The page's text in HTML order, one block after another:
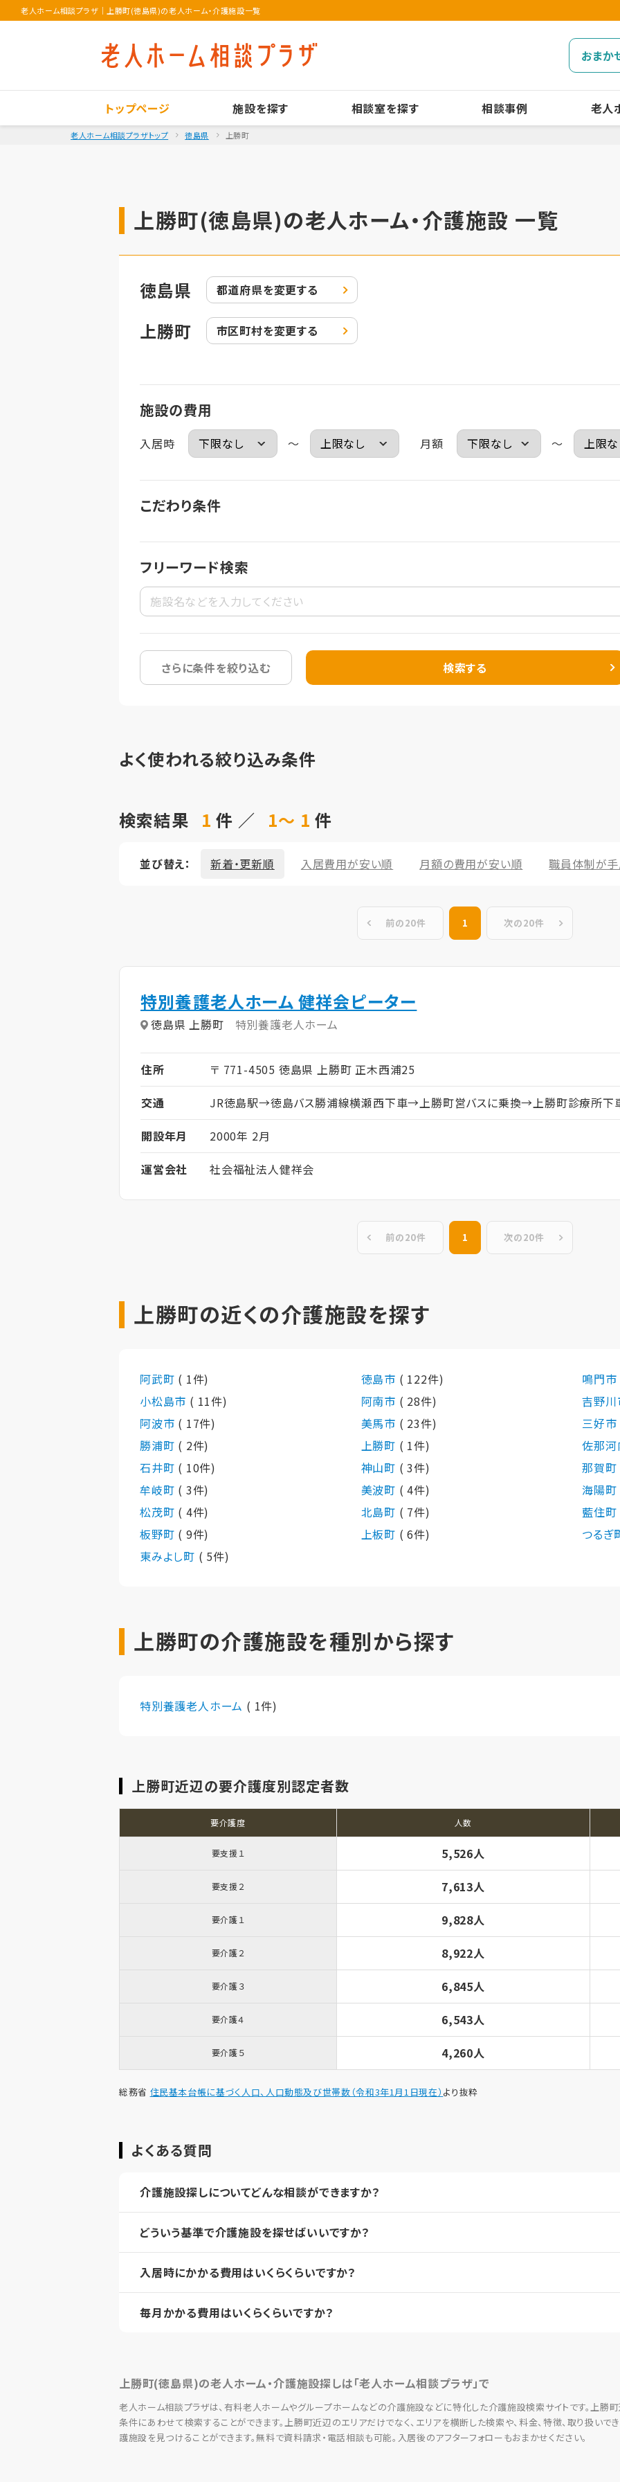
老人ホーム相談プラザ ｜ 上勝町(徳島県)の老人ホーム・介護施設一覧
おまか
トップページ 施設を探す 相談室を探す 相談事例 老人
老人ホーム相談プラザトップ 徳島県 上勝町
上勝町(徳島県)の老人ホーム・介護施設 一覧
徳島県 都道府県を変更する
上勝町 市区町村を変更する
施設の費用
入居時 ～ 月額 ～
こだわり条件
フリーワード検索
さらに条件を絞り込む 検索する
よく使われる絞り込み条件
検索結果 1件 ／ 1～ 1件
並び替え： 新着・更新順 入居費用が安い順 月額の費用が安い順 職員体制が
前の20件 1 次の20件
特別養護老人ホーム 健祥会ピーター
徳島県 上勝町 特別養護老人ホーム
住所
〒 771-4505 徳島県 上勝町 正木西浦25
交通
JR徳島駅→徳島バス勝浦線横瀬西下車→上勝町営バスに乗換→上勝町診療所下
開設年月
2000年 2月
運営会社
社会福祉法人健祥会
前の20件 1 次の20件
上勝町の近くの介護施設を探す
阿武町 ( 1件) 徳島市 ( 122件)
鳴門市
小松島市 ( 11件) 阿南市 ( 28件)
吉野
阿波市 ( 17件) 美馬市 ( 23件)
三好市
勝浦町 ( 2件) 上勝町 ( 1件)
佐那
石井町 ( 10件) 神山町 ( 3件)
那賀町
牟岐町 ( 3件) 美波町 ( 4件)
海陽町
松茂町 ( 4件) 北島町 ( 7件)
藍住町
板野町 ( 9件) 上板町 ( 6件)
つるぎ
東みよし町 ( 5件)
上勝町の介護施設を種別から探す
特別養護老人ホーム ( 1件)
上勝町近辺の要介護度別認定者数
要介護度 人数
要支援１ 5,526人
要支援２ 7,613人
要介護１ 9,828人
要介護２ 8,922人
要介護３ 6,845人
要介護４ 6,543人
要介護５ 4,260人
総務省 住民基本台帳に基づく人口、人口動態及び世帯数（令和3年1月1日現在） より抜粋
よくある質問
介護施設探しについてどんな相談ができますか？
どういう基準で介護施設を探せばいいですか？
入居時にかかる費用はいくらくらいですか？
毎月かかる費用はいくらくらいですか？
上勝町(徳島県)の老人ホーム・介護施設探しは「老人ホーム相談プラザ」で
老人ホーム相談プラザは、有料老人ホームやグループホームなどの介護施設などに特化した介護施設検索サイトです。上勝
条件にあわせて検索することができます。上勝町近辺のエリアだけでなく、エリアを横断した検索や、料金、特徴、取り扱い
護施設を見つけることができます。無料で資料請求・電話相談も可能。入居後のアフターフォローもおまかせください。